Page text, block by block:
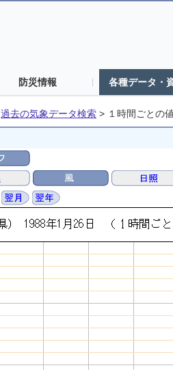
防災情報 各種データ・
過去の気象データ検索 > １時間ごとの